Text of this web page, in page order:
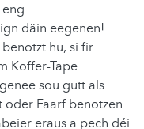
däin eegenen!
hu, si fir
Koffer-Tape
sou gutt als
Faarf benotzen.
eraus a pech déi